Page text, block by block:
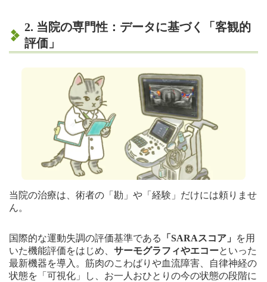
2. 当院の専門性：データに基づく「客観的
評価」
当院の治療は、術者の「勘」や「経験」だけには頼りませ
ん。
国際的な運動失調の評価基準である 「SARAスコア」
を用
いた機能評価をはじめ、 サーモグラフィやエコーといった
最新機器を導入。筋肉のこわばりや血流障害、自律神経の
状態を「可視化」し、お一人おひとりの今の状態の段階に